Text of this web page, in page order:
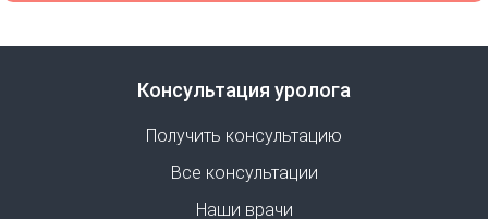
Консультация уролога
Получить консультацию
Все консультации
Наши врачи